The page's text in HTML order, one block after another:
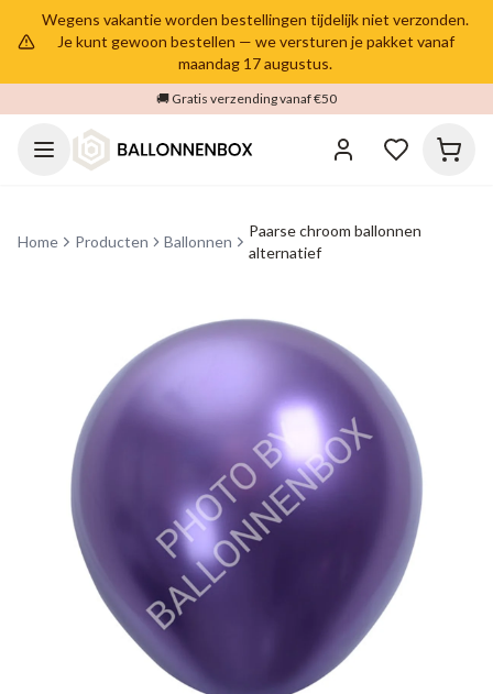
Wegens vakantie worden bestellingen tijdelijk niet verzonden.
Je kunt gewoon bestellen — we versturen je pakket vanaf
maandag 17 augustus.
🚚 Gratis verzending vanaf €50
Home Producten Ballonnen
Paarse chroom ballonnen
alternatief